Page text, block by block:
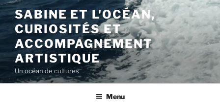
Aller
au
contenu
principal
SABINE ET L'OCÉAN,
CURIOSITÉS ET
ACCOMPAGNEMENT
ARTISTIQUE
Un océan de cultures
Menu